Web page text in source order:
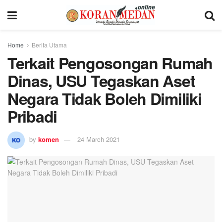
Home Berita Utama
Terkait Pengosongan Rumah
Dinas, USU Tegaskan Aset
Negara Tidak Boleh Dimiliki
Pribadi
by komen 24 March 2021